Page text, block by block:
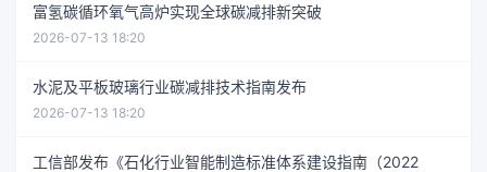
富氢碳循环氧气高炉实现全球碳减排新突破
2026-07-13 18:20
水泥及平板玻璃行业碳减排技术指南发布
2026-07-13 18:20
工信部发布《石化行业智能制造标准体系建设指南（2022